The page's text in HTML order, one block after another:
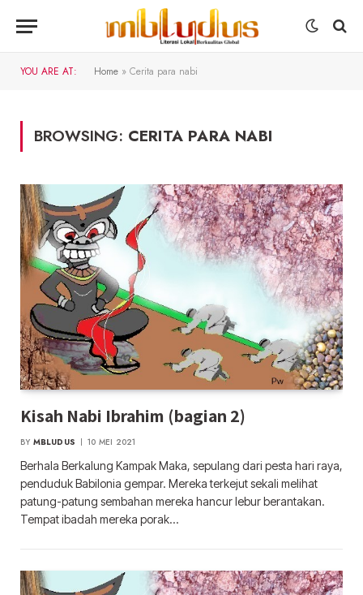
YOU ARE AT: Home » Cerita para nabi
BROWSING: CERITA PARA NABI
Kisah Nabi Ibrahim (bagian 2)
BY MBLUDUS 10 MEI 2021
Berhala Berkalung Kampak Maka, sepulang dari pesta hari raya,
penduduk Babilonia gempar. Mereka terkejut sekali melihat
patung-patung sembahan mereka hancur lebur berantakan.
Tempat ibadah mereka porak…